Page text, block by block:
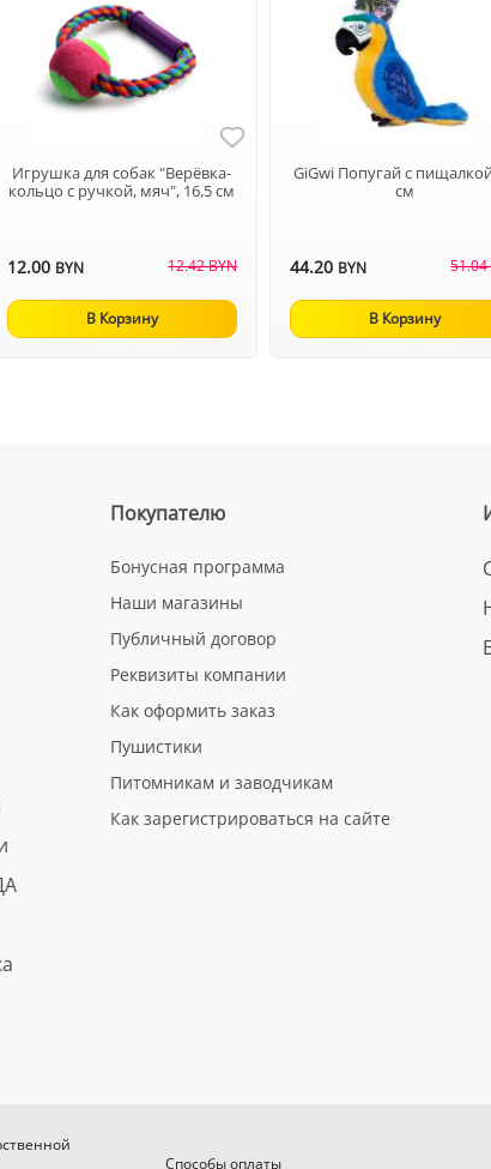
Игрушка для собак "Верёвка-
кольцо с ручкой, мяч", 16,5 см
12.00 BYN 12.42 BYN
В Корзину
GiGwi Попугай с
см
44.20 BYN 51.04
В Корзину
Покупателю
Бонусная программа
Наши магазины
Публичный договор
Реквизиты компании
Как оформить заказ
Пушистики
Питомникам и заводчикам
Как зарегистрироваться на сайте
Способы оплаты